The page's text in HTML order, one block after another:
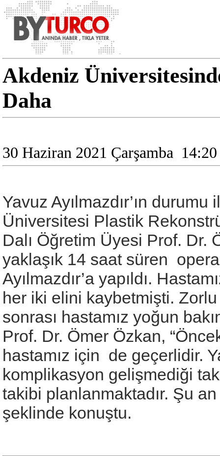
Akdeniz
Daha
30 Haziran 2021 Çarşamba 14:20
Yavuz Ayılmazdır’ın
Üniversitesi Plastik
Dalı Öğretim Üyesi Prof. Dr.
yaklaşık 14 saat süren
Ayılmazdır’a yapıldı.
her iki elini kaybetmişti.
sonrası hastamız yoğun
Prof. Dr. Ömer Özkan,
hastamız için de geçerlidir.
komplikasyon gelişmediği
takibi planlanmaktadır. Şu
şeklinde konuştu.